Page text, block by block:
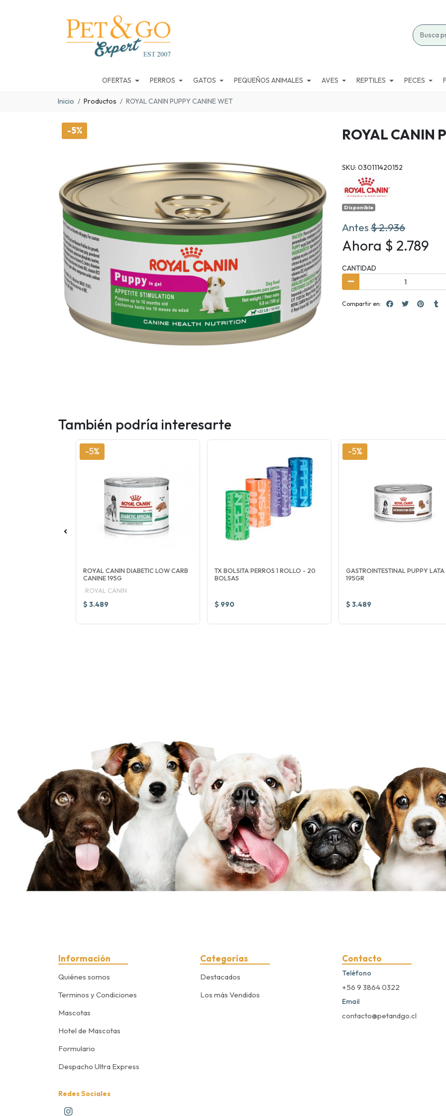
OFERTAS PERROS GATOS PEQUEÑOS ANIMALES AVES REPTILES PECES
Inicio Productos ROYAL CANIN PUPPY CANINE WET
-5% ROYAL CANIN
SKU: 030111420152
Disponible
Antes$ 2.936
Ahora $ 2.789
CANTIDAD
Compartir en:
También podría interesarte
-5%
ROYAL CANIN DIABETIC LOW CARB
CANINE 195G
ROYAL CANIN
$ 3.489
TX BOLSITA PERROS 1 ROLLO - 20
BOLSAS
$ 990
-5%
GASTROINTESTINAL PUPPY LATA
195GR
$ 3.489
Información
Quiénes somos
Terminos y Condiciones
Mascotas
Hotel de Mascotas
Formulario
Despacho Ultra Express
Categorías
Destacados
Los más Vendidos
Contacto
Teléfono
+56 9 3864 0322
Email
contacto@petandgo.cl
Redes Sociales